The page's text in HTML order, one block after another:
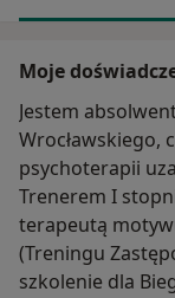
Moje
Jestem
Wrocławskiego,
psychoterapii
Trenerem I
terapeutą
(Treningu
szkolenie dla